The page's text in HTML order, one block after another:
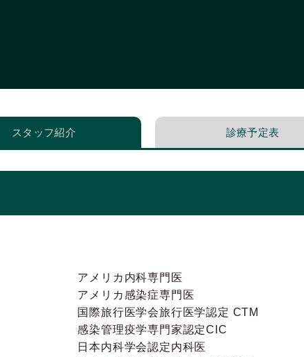
スタッフ紹介 診療予定表
アメリカ内科専門医
アメリカ感染症専門医
国際旅行医学会旅行医学認定 CTM
感染管理疫学専門家認定CIC
日本内科学会認定内科医